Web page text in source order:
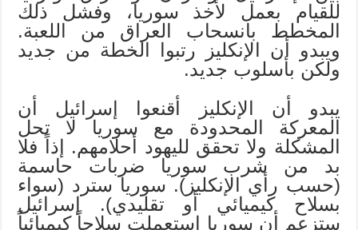
للقيام بعمل لأخذ سوريا، وفشل ذلك
المخطط بانسحاب العراق من اللعبة.
ويبدو أن الإنكليز رتبوا الخطة من جديد
ولكن بأسلوب جديد.
يبدو أن الإنكليز أقنعوا إسرائيل أن
المعركة المحدودة مع سوريا لا تحل
المشكلة ولا تحقق لليهود أحلامهم. إذاً فلا
بد من شرب سوريا ضربات حاسمة
(حسب رأي الإنكليز). سوريا سترد (سواء
بسلاح كيميائي أو تقليدي). إسرائيل
ستزعم أن سوريا استعملت سلاحاً كيميائياً